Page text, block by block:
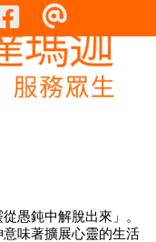
Facebook
愚鈍中解脫出來」。
味著擴展心靈的生活